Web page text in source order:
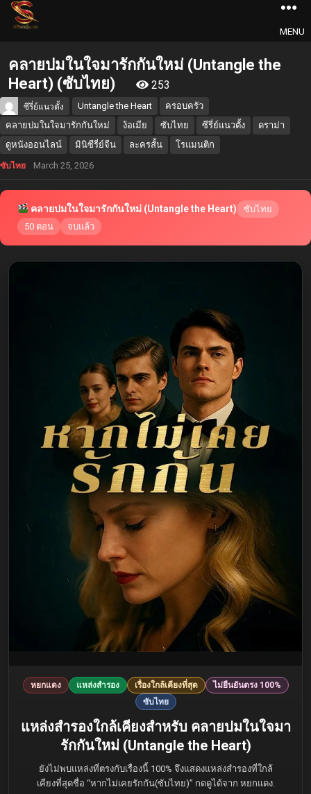
MENU
คลายปมในใจมารักกันใหม่ (Untangle the
Heart) (ซับไทย)
253
ซีรี่ย์แนวตั้ง Untangle the Heart
ครอบครัว
คลายปมในใจมารักกันใหม่
ง้อเมีย ซับไทย ซีรี่ย์แนวตั้ง
ดราม่า
ดูหนังออนไลน์
มินิซีรี่ย์จีน ละครสั้น โรแมนติก
ซับไทย March 25, 2026
คลายปมในใจมารักกันใหม่ (Untangle the Heart)
ซับไทย
50 ตอน
จบแล้ว
หยกแดง แหล่งสำรอง เรื่องใกล้เคียงที่สุด
ไม่ยืนยันตรง 100%
ซับไทย
แหล่งสำรองใกล้เคียงสำหรับ คลายปมในใจมา
รักกันใหม่ (Untangle the Heart)
ยังไม่พบแหล่งที่ตรงกับเรื่องนี้ 100% จึงแสดงแหล่งสำรองที่ใกล้
เคียงที่สุดชื่อ “หากไม่เคยรักกัน(ซับไทย)” กดดูได้จาก หยกแดง.